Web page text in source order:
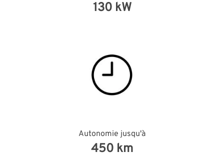
130 kW
Autonomie jusqu'à
450 km